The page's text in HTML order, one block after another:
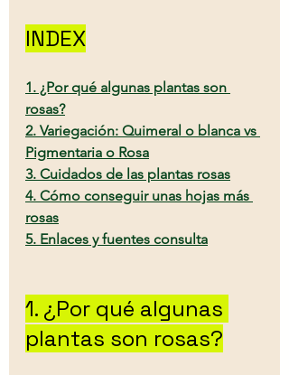
INDEX
1. ¿Por qué algunas plantas son
rosas?
2. Variegación: Quimeral o blanca vs
Pigmentaria o Rosa
3. Cuidados de las plantas rosas
4. Cómo conseguir unas hojas más
rosas
5. Enlaces y fuentes consulta
1. ¿Por qué algunas
plantas son rosas?